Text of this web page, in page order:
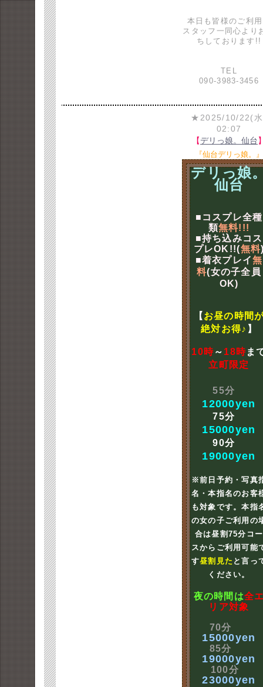
本日も皆様のご利
スタッフ一同心より
ちしております!!
TEL
090-3983-3456
★2025/10/22(
02:07
【デリっ娘。仙台
『仙台デリっ娘。』
デリっ娘
仙台
■コスプレ全種
類無料!!!
■持ち込みコス
プレOK!!(無料
■着衣プレイ無
料(女の子全員
OK)
【 お昼の時間
絶対お得♪ 】
10時～ 18時ま
立町限定
55分
12000yen
75分
15000yen
90分
19000yen
※前日予約・写真
名・本指名のお客
も対象です。本指
の女の子ご利用の
合は昼割75分コー
スからご利用可能
す昼割見た と言っ
ください。
夜の時間は全
リア対象
70分
15000yen
85分
19000yen
100分
23000yen